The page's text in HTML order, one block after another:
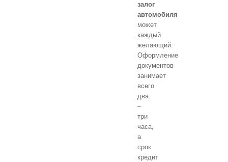
залог
автомобиля
может
каждый
желающий.
Оформление
документов
занимает
всего
два
–
три
часа,
а
срок
кредит